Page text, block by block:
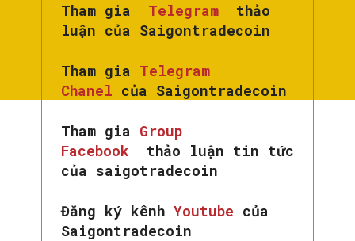
Tham gia Telegram
thảo
luận của Saigontradecoin
Tham gia Telegram
Chanel của Saigontradecoin
Tham gia Group
Facebook
thảo luận tin tức
của saigotradecoin
Đăng ký kênh Youtube của
Saigontradecoin